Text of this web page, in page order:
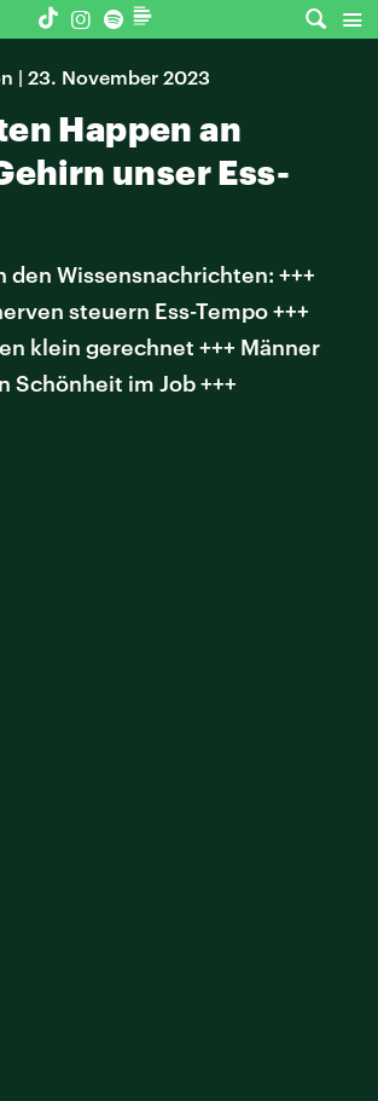
| 23. November 2023
Happen an
unser Ess-
den Wissensnachrichten: +++
steuern Ess-Tempo +++
klein gerechnet +++ Männer
Schönheit im Job +++